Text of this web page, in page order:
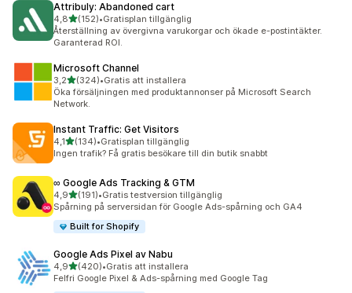
Attribuly: Abandoned cart
4,8av 5 stjärnor
(152)
152 recensioner totalt
•Gratisplan tillgänglig
Återställning av övergivna varukorgar och ökade e-postintäkter.
Garanterad ROI.
Microsoft Channel
3,2av 5 stjärnor
(324)
324 recensioner totalt
•Gratis att installera
Öka försäljningen med produktannonser på Microsoft Search
Network.
Instant Traffic: Get Visitors
4,1av 5 stjärnor
(134)
134 recensioner totalt
•Gratisplan tillgänglig
Ingen trafik? Få gratis besökare till din butik snabbt
∞ Google Ads Tracking & GTM
4,9av 5 stjärnor
(191)
191 recensioner totalt
•Gratis testversion tillgänglig
Spårning på serversidan för Google Ads-spårning och GA4
Built for Shopify
Google Ads Pixel av Nabu
4,9av 5 stjärnor
(420)
420 recensioner totalt
•Gratis att installera
Felfri Google Pixel & Ads-spårning med Google Tag